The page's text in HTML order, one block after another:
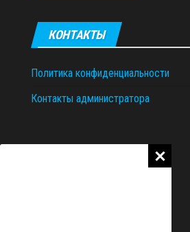
КОНТАКТЫ
Политика конфиденциальности
Контакты администратора